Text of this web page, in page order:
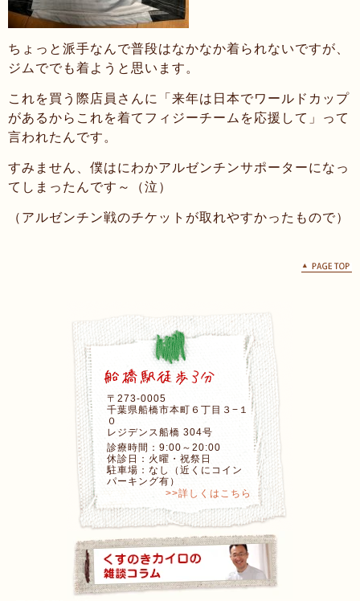
ちょっと派手なんで普段はなかなか着られないですが、
ジムででも着ようと思います。
これを買う際店員さんに「来年は日本でワールドカップ
があるからこれを着てフィジーチームを応援して」って
言われたんです。
すみません、僕はにわかアルゼンチンサポーターになっ
てしまったんです～（泣）
（アルゼンチン戦のチケットが取れやすかったもので）
〒273-0005
千葉県船橋市本町６丁目３−１
０
レジデンス船橋 304号
診療時間：9:00～20:00
休診日：火曜・祝祭日
駐車場：なし（近くにコイン
パーキング有）
>>詳しくはこちら